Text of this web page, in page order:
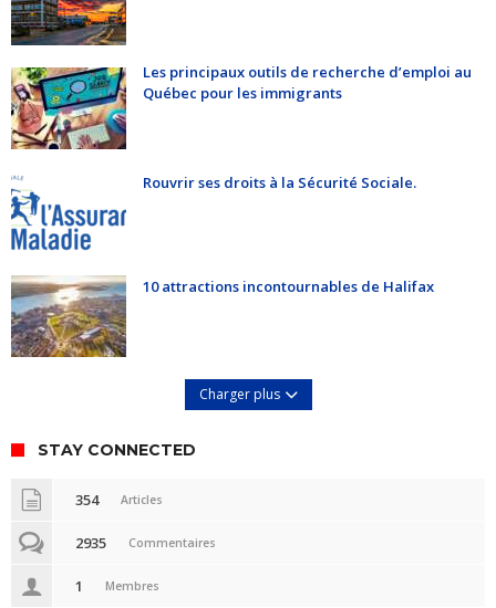
Les principaux outils de recherche d’emploi au
Québec pour les immigrants
Rouvrir ses droits à la Sécurité Sociale.
10 attractions incontournables de Halifax
Charger plus
STAY CONNECTED
354 Articles
2935 Commentaires
1 Membres